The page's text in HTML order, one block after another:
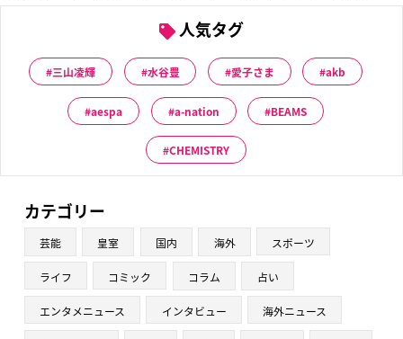
人気タグ
三山凌輝 水谷豊 愛子さま akb
aespa a-nation BEAMS
CHEMISTRY
カテゴリー
芸能 皇室 国内 海外 スポーツ
ライフ コミック コラム 占い
エンタメニュース インタビュー 海外ニュース